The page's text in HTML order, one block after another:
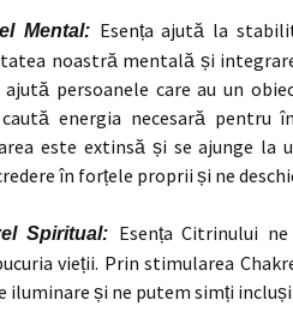
Mental: Esența ajută la
noastră mentală și
persoanele care au un
energia necesară pentru
este extinsă și se ajunge
în forțele proprii și ne
Spiritual: Esența Citrinului
vieții. Prin stimularea
iluminare și ne putem simți